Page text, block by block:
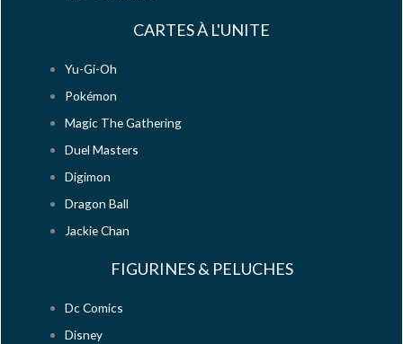
CARTES À L'UNITE
Yu-Gi-Oh
Pokémon
Magic The Gathering
Duel Masters
Digimon
Dragon Ball
Jackie Chan
FIGURINES & PELUCHES
Dc Comics
Disney